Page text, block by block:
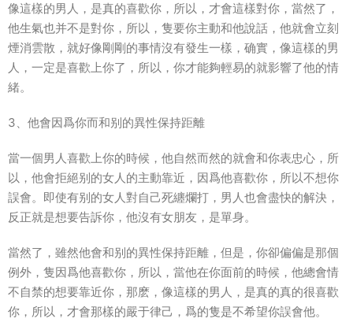
像這樣的男人，是真的喜歡你，所以，才會這樣對你，當然了，
他生氣也并不是對你，所以，隻要你主動和他說話，他就會立刻
煙消雲散，就好像剛剛的事情沒有發生一樣，确實，像這樣的男
人，一定是喜歡上你了，所以，你才能夠輕易的就影響了他的情
緒。
3、他會因爲你而和别的異性保持距離
當一個男人喜歡上你的時候，他自然而然的就會和你表忠心，所
以，他會拒絕别的女人的主動靠近，因爲他喜歡你，所以不想你
誤會。即使有别的女人對自己死纏爛打，男人也會盡快的解決，
反正就是想要告訴你，他沒有女朋友，是單身。
當然了，雖然他會和别的異性保持距離，但是，你卻偏偏是那個
例外，隻因爲他喜歡你，所以，當他在你面前的時候，他總會情
不自禁的想要靠近你，那麽，像這樣的男人，是真的真的很喜歡
你，所以，才會那樣的嚴于律己，爲的隻是不希望你誤會他。